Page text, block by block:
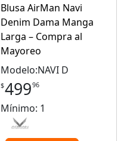
Blusa AirMan Navi
Denim Dama Manga
Larga – Compra al
Mayoreo
Modelo:NAVI D
$49996
Mínimo: 1